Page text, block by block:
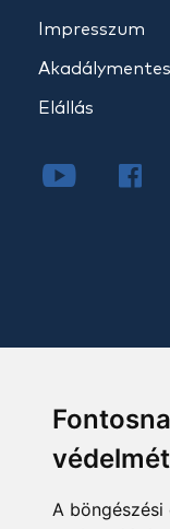
védelmét
A böngészési
Impresszum
Elállás